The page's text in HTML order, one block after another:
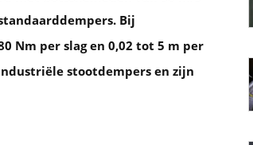
Bij
Nm per slag en 0,02 tot 5 m per
stootdempers en zijn